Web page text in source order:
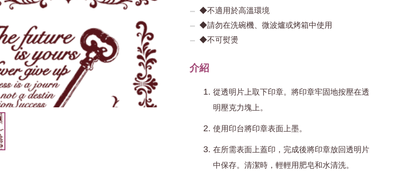
◆不適用於高溫環境
◆請勿在洗碗機、微波爐或烤箱中使用
◆不可熨燙
介紹
從透明片上取下印章。將印章牢固地按壓在透
明壓克力塊上。
使用印台將印章表面上墨。
在所需表面上蓋印，完成後將印章放回透明片
中保存。清潔時，輕輕用肥皂和水清洗。